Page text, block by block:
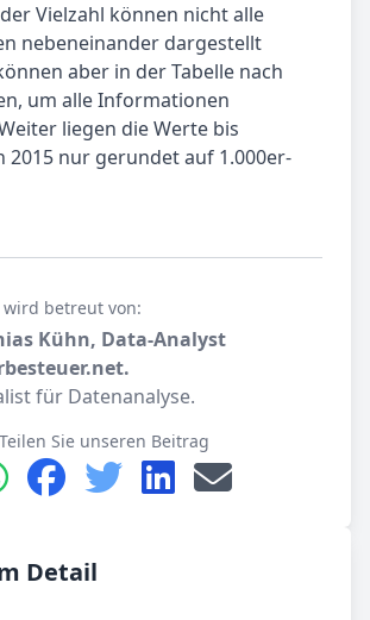
Vielzahl können nicht alle
nebeneinander dargestellt
aber in der Tabelle nach
um alle Informationen
liegen die Werte bis
2015 nur gerundet auf 1.000er-
betreut von:
Kühn, Data-Analyst
für Datenanalyse.
Teilen Sie unseren Beitrag
Detail